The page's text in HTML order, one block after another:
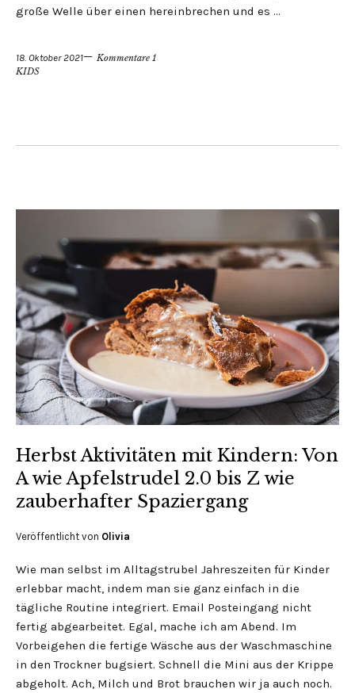
große Welle über einen hereinbrechen und es …
18. Oktober 2021
Kommentare 1
KIDS
Herbst Aktivitäten mit Kindern: Von
A wie Apfelstrudel 2.0 bis Z wie
zauberhafter Spaziergang
Veröffentlicht von Olivia
Wie man selbst im Alltagstrubel Jahreszeiten für Kinder
erlebbar macht, indem man sie ganz einfach in die
tägliche Routine integriert. Email Posteingang nicht
fertig abgearbeitet. Egal, mache ich am Abend. Im
Vorbeigehen die fertige Wäsche aus der Waschmaschine
in den Trockner bugsiert. Schnell die Mini aus der Krippe
abgeholt. Ach, Milch und Brot brauchen wir ja auch noch.